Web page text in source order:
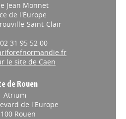
Jean Monnet
de l'Europe
Saint-Clair
31 95 52 00
le site de Caen
de Rouen
Atrium
de l'Europe
Rouen